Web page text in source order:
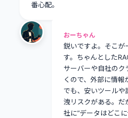
番心配。
おーちゃん
鋭いですよ。そこが
す。ちゃんとした
サーバーや自社の
くので、外部に情報
でも、安いツール
洩リスクがある。だ
社に”データはどこ